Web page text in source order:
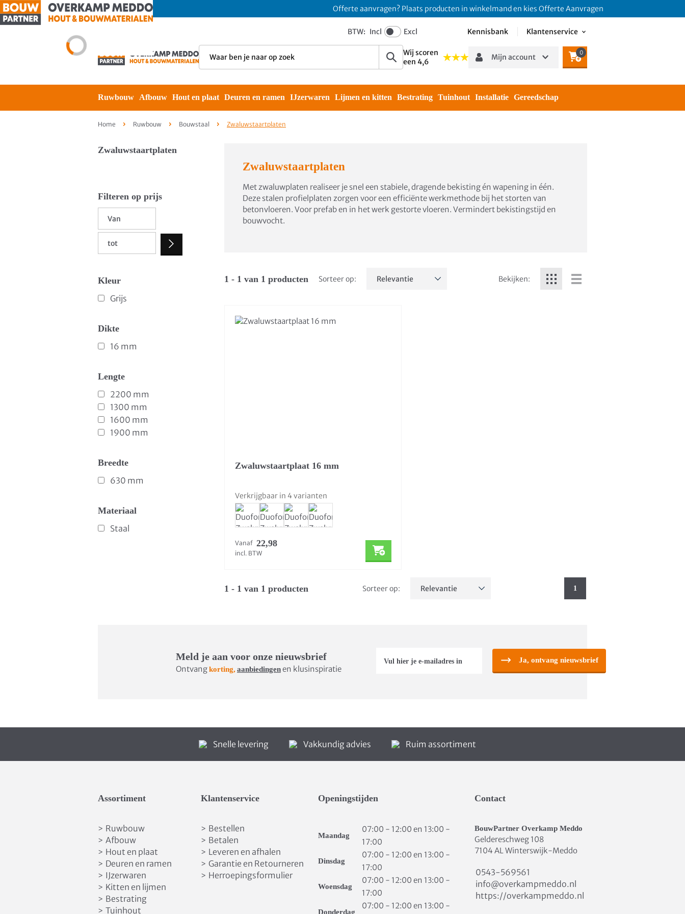
Offerte aanvragen? Plaats producten in winkelmand en kies Offerte Aanvragen
BTW: Incl Excl Kennisbank Klantenservice
Wij scoren
een 4,6
Mijn account
0
Ruwbouw Afbouw Hout en plaat Deuren en ramen IJzerwaren Lijmen en kitten Bestrating Tuinhout Installatie Gereedschap
Home Ruwbouw Bouwstaal Zwaluwstaartplaten
Zwaluwstaartplaten
Filteren op prijs
Kleur
Grijs
Dikte
16 mm
Lengte
2200 mm
1300 mm
1600 mm
1900 mm
Breedte
630 mm
Materiaal
Staal
Zwaluwstaartplaten
Met zwaluwplaten realiseer je snel een stabiele, dragende bekisting én wapening in één.
Deze stalen profielplaten zorgen voor een efficiënte werkmethode bij het storten van
betonvloeren. Voor prefab en in het werk gestorte vloeren. Vermindert bekistingstijd en
bouwvocht.
1 - 1 van 1 producten Sorteer op: Bekijken:
Zwaluwstaartplaat 16 mm
Verkrijgbaar in 4 varianten
Vanaf 22,98
incl. BTW
1 - 1 van 1 producten Sorteer op: 1
Meld je aan voor onze nieuwsbrief
Ontvangkorting, aanbiedingenen klusinspiratie
Ja, ontvang nieuwsbrief
Snelle levering Vakkundig advies Ruim assortiment
Assortiment
> Ruwbouw
> Afbouw
> Hout en plaat
> Deuren en ramen
> IJzerwaren
> Kitten en lijmen
> Bestrating
> Tuinhout
Klantenservice
> Bestellen
> Betalen
> Leveren en afhalen
> Garantie en Retourneren
> Herroepingsformulier
Openingstijden
Maandag
07:00 - 12:00 en 13:00 -
17:00
Dinsdag
07:00 - 12:00 en 13:00 -
17:00
Woensdag
07:00 - 12:00 en 13:00 -
17:00
Donderdag
07:00 - 12:00 en 13:00 -
Contact
BouwPartner Overkamp Meddo
Geldereschweg 108
7104 AL Winterswijk-Meddo
0543-569561
info@overkampmeddo.nl
https://overkampmeddo.nl